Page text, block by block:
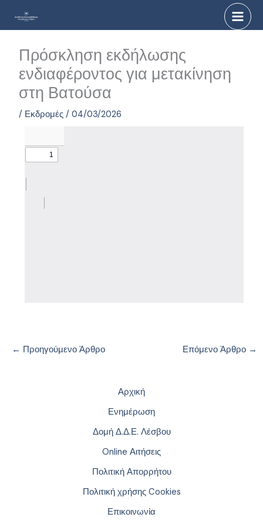
Πρόσκληση εκδήλωσης
ενδιαφέροντος για μετακίνηση
στη Βατούσα
/ Εκδρομές /04/03/2026
← Προηγούμενο Άρθρο Επόμενο Άρθρο →
Αρχική
Ενημέρωση
Δομή Δ.Δ.Ε. Λέσβου
Online Αιτήσεις
Πολιτική Απορρήτου
Πολιτική χρήσης Cookies
Επικοινωνία